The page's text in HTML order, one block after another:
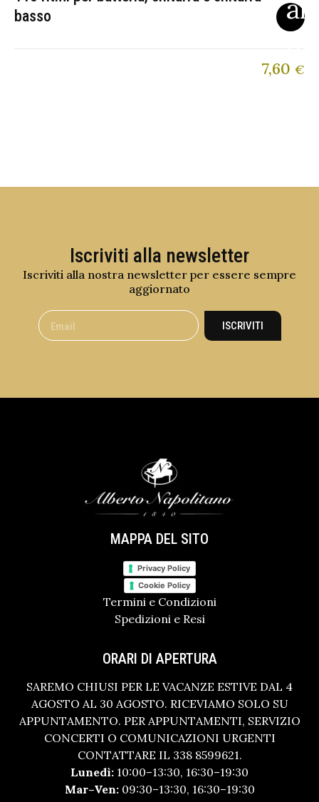
basso
7,60 €
Iscriviti alla newsletter
Iscriviti alla nostra newsletter per essere sempre
aggiornato
ISCRIVITI
MAPPA DEL SITO
Privacy Policy
Cookie Policy
Termini e Condizioni
Spedizioni e Resi
ORARI DI APERTURA
SAREMO CHIUSI PER LE VACANZE ESTIVE DAL 4
AGOSTO AL 30 AGOSTO. RICEVIAMO SOLO SU
APPUNTAMENTO. PER APPUNTAMENTI, SERVIZIO
CONCERTI O COMUNICAZIONI URGENTI
CONTATTARE IL 338 8599621.
Lunedì: 10:00–13:30, 16:30–19:30
Mar–Ven:09:30–13:30, 16:30–19:30